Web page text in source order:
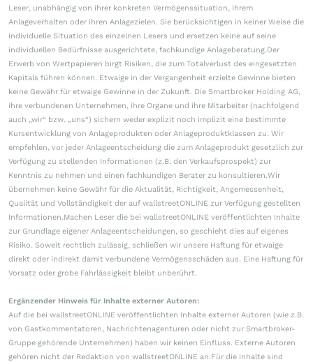
Leser, unabhängig von ihrer konkreten Vermögenssituation, ihrem
Anlageverhalten oder ihren Anlagezielen. Sie berücksichtigen in keiner Weise die
individuelle Situation des einzelnen Lesers und ersetzen keine auf seine
individuellen Bedürfnisse ausgerichtete, fachkundige Anlageberatung.Der
Erwerb von Wertpapieren birgt Risiken, die zum Totalverlust des eingesetzten
Kapitals führen können. Etwaige in der Vergangenheit erzielte Gewinne bieten
keine Gewähr für etwaige Gewinne in der Zukunft. Die Smartbroker Holding AG,
ihre verbundenen Unternehmen, ihre Organe und ihre Mitarbeiter (nachfolgend
auch „wir“ bzw. „uns“) sichern weder explizit noch implizit eine bestimmte
Kursentwicklung von Anlageprodukten oder Anlageproduktklassen zu. Wir
empfehlen, vor jeder Anlageentscheidung die zum Anlageprodukt gesetzlich zur
Verfügung zu stellenden Informationen (z.B. den Verkaufsprospekt) zur
Kenntnis zu nehmen und einen fachkundigen Berater zu konsultieren.Wir
übernehmen keine Gewähr für die Aktualität, Richtigkeit, Angemessenheit,
Qualität und Vollständigkeit der auf wallstreetONLINE zur Verfügung gestellten
Informationen.Machen Leser die bei wallstreetONLINE veröffentlichten Inhalte
zur Grundlage eigener Anlageentscheidungen, so geschieht dies auf eigenes
Risiko. Soweit rechtlich zulässig, schließen wir unsere Haftung für etwaige
direkt oder indirekt damit verbundene Vermögensschäden aus. Eine Haftung für
Vorsatz oder grobe Fahrlässigkeit bleibt unberührt.
Ergänzender Hinweis für Inhalte externer Autoren:
Auf die bei wallstreetONLINE veröffentlichten Inhalte externer Autoren (wie z.B.
von Gastkommentatoren, Nachrichtenagenturen oder nicht zur Smartbroker-
Gruppe gehörende Unternehmen) haben wir keinen Einfluss. Externe Autoren
gehören nicht der Redaktion von wallstreetONLINE an.Für die Inhalte sind